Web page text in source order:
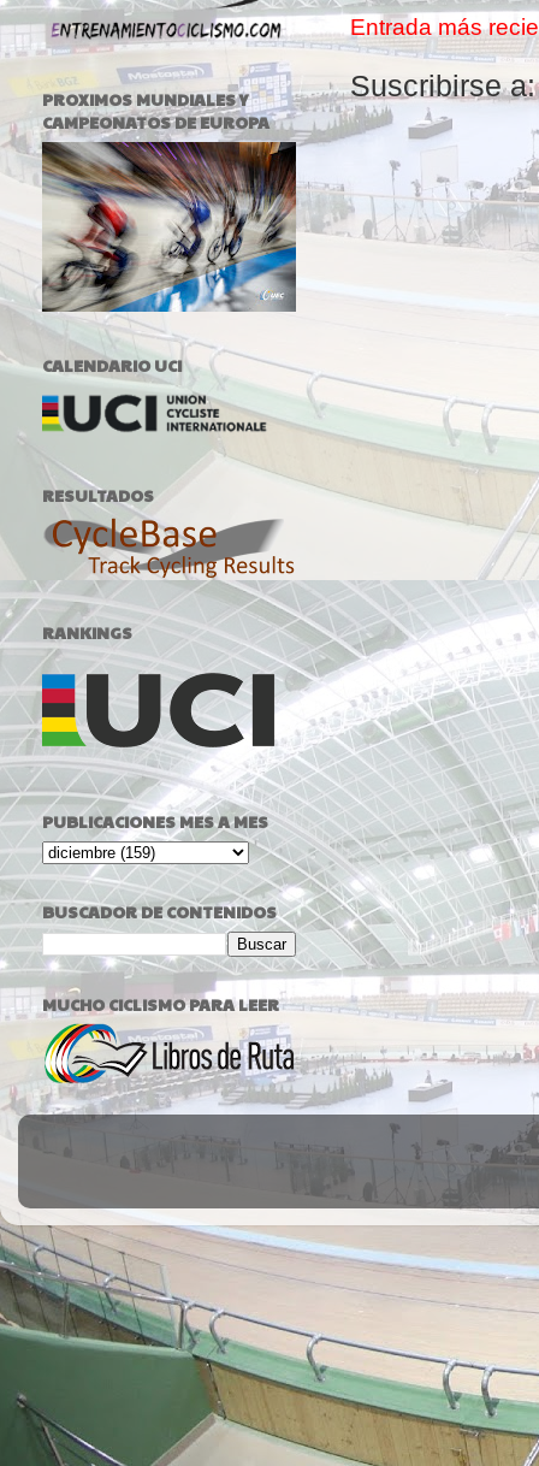
Entrada más
Suscribirse
PROXIMOS MUNDIALES Y
CAMPEONATOS DE EUROPA
CALENDARIO UCI
RESULTADOS
RANKINGS
PUBLICACIONES MES A MES
BUSCADOR DE CONTENIDOS
MUCHO CICLISMO PARA LEER